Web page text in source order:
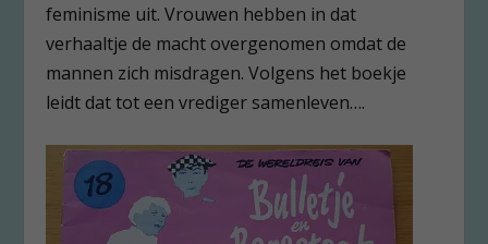
feminisme uit. Vrouwen hebben in dat
verhaaltje de macht overgenomen omdat de
mannen zich misdragen. Volgens het boekje
leidt dat tot een vrediger samenleven….